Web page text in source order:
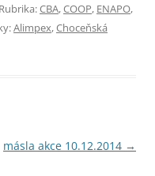
CBA,COOP, ENAPO,
Alimpex,Choceňská
másla akce 10.12.2014 →